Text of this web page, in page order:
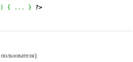
) { ... } ?>